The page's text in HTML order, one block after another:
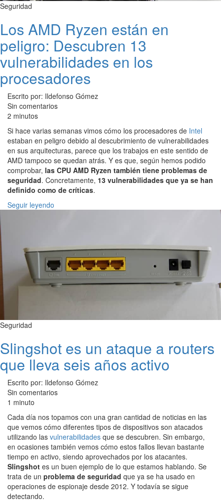
Seguridad
Los AMD Ryzen están en
peligro: Descubren 13
vulnerabilidades en los
procesadores
Escrito por: Ildefonso Gómez
Sin comentarios
2 minutos
Si hace varias semanas vimos cómo los procesadores de Intel
estaban en peligro debido al descubrimiento de vulnerabilidades
en sus arquitecturas, parece que los trabajos en este sentido de
AMD tampoco se quedan atrás. Y es que, según hemos podido
comprobar, las CPU AMD Ryzen también tiene problemas de
seguridad. Concretamente, 13 vulnerabilidades que ya se han
definido como de críticas.
Seguir leyendo
Seguridad
Slingshot es un ataque a routers
que lleva seis años activo
Escrito por: Ildefonso Gómez
Sin comentarios
1 minuto
Cada día nos topamos con una gran cantidad de noticias en las
que vemos cómo diferentes tipos de dispositivos son atacados
utilizando las vulnerabilidades que se descubren. Sin embargo,
en ocasiones también vemos cómo estos fallos llevan bastante
tiempo en activo, siendo aprovechados por los atacantes.
Slingshot es un buen ejemplo de lo que estamos hablando. Se
trata de un problema de seguridad que ya se ha usado en
operaciones de espionaje desde 2012. Y todavía se sigue
detectando.